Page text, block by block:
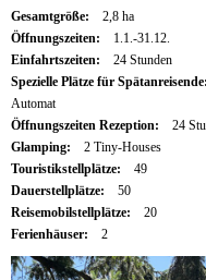
Gesamtgröße:
2,8 ha
Öffnungszeiten:
1.1.-31.12.
Einfahrtszeiten:
24 Stunden
Spezielle Plätze für Spätanreisende:
Automat
Öffnungszeiten Rezeption:
24
Glamping:
2 Tiny-Houses
Touristikstellplätze:
49
Dauerstellplätze:
50
Reisemobilstellplätze:
20
Ferienhäuser:
2